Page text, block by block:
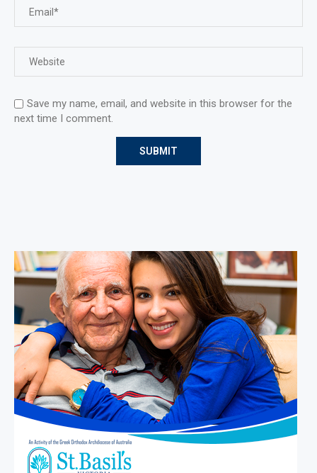
Save my name, email, and website in this browser for the
next time I comment.